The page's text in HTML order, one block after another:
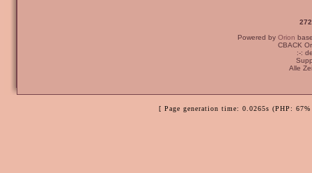
Powered by Orion
CBACK
:-:
Alle
[ Page generation time: 0.0265s (PHP: